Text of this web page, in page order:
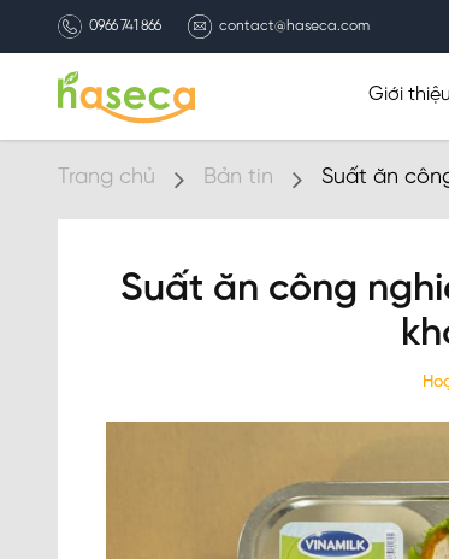
0966 741 866 contact@haseca.com
Giới thiệu
Trang chủ Bản tin Suất ăn
Suất ăn công